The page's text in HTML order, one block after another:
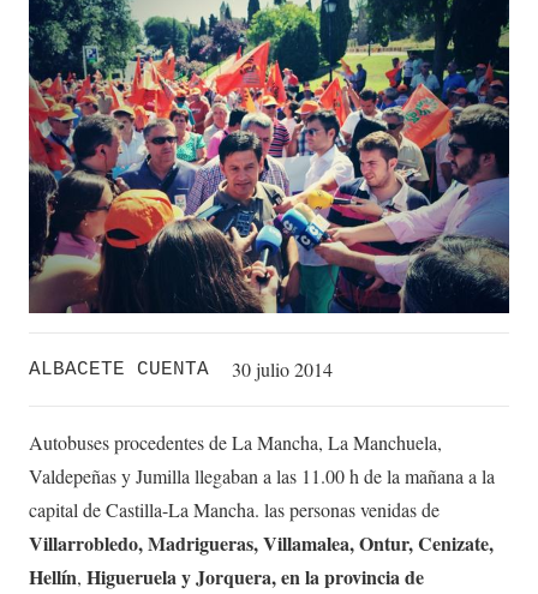
ALBACETE CUENTA 30 julio 2014
Autobuses procedentes de La Mancha, La Manchuela,
Valdepeñas y Jumilla llegaban a las 11.00 h de la mañana a la
capital de Castilla-La Mancha. las personas venidas de
Villarrobledo,Madrigueras, Villamalea, Ontur, Cenizate,
Hellín, Higueruela y Jorquera, en la provincia de